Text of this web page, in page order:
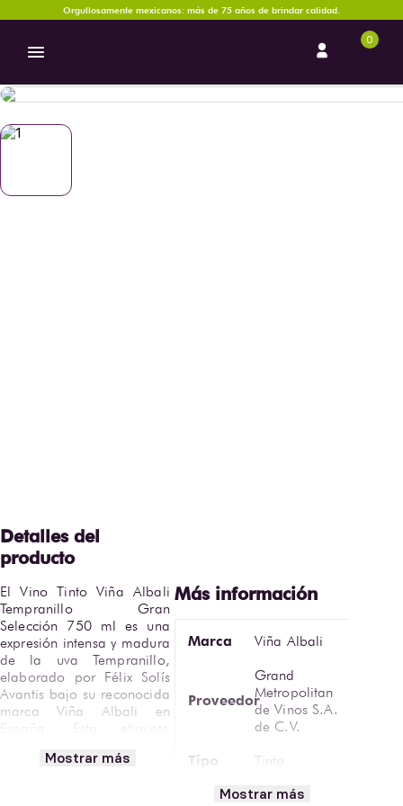
Orgullosamente mexicanos: más de 75 años de brindar calidad.
0
El Vino Tinto Viña Albali
Tempranillo Gran
Selección 750 ml es una
expresión intensa y madura
de la uva Tempranillo,
elaborado por Félix Solís
Avantis bajo su reconocida
marca Viña Albali en
España. Esta etiqueta
frutal profundo y su
Mostrar más
Marca Viña Albali
Proveedor
Grand
Metropolitan
de Vinos S.A.
de C.V.
Tipo Tinto
VariedadMonovarietal
Mostrar más